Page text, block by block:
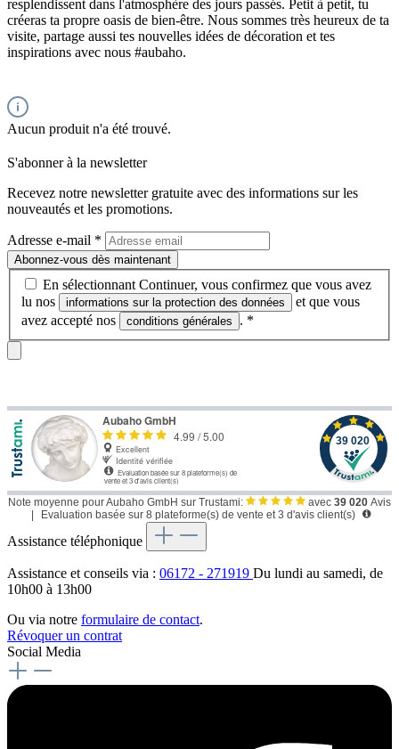
resplendissent dans l'atmosphère des jours passés. Petit à petit, tu
créeras ta propre oasis de bien-être. Nous sommes très heureux de ta
visite, partage aussi tes nouvelles idées de décoration et tes
inspirations avec nous #aubaho.
Aucun produit n'a été trouvé.
S'abonner à la newsletter
Recevez notre newsletter gratuite avec des informations sur les
nouveautés et les promotions.
Adresse e-mail *
Abonnez-vous dès maintenant
En sélectionnant Continuer, vous confirmez que vous avez
lu nos
informations sur la protection des données
et que vous
avez accepté nos
conditions générales . *
Note moyenne pour Aubaho GmbH sur Trustami: avec 39 020 Avis
Evaluation basée sur 8 plateforme(s) de vente et 3 d'avis client(s)
Assistance téléphonique
Assistance et conseils via : 06172 - 271919 Du lundi au samedi, de
10h00 à 13h00
Ou via notre formulaire de contact.
Révoquer un contrat
Social Media